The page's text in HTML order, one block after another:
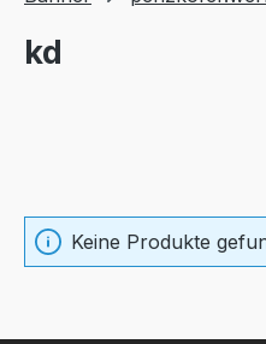
kd
Keine Produkte